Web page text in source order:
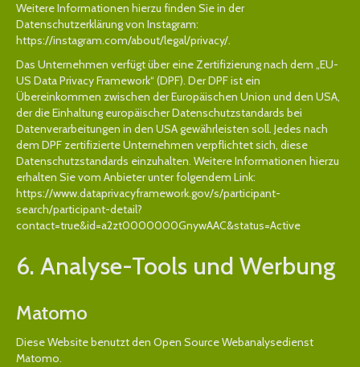
Weitere Informationen hierzu finden Sie in der
Datenschutzerklärung von Instagram:
https://instagram.com/about/legal/privacy/.
Das Unternehmen verfügt über eine Zertifizierung nach dem „EU-
US Data Privacy Framework“ (DPF). Der DPF ist ein
Übereinkommen zwischen der Europäischen Union und den USA,
der die Einhaltung europäischer Datenschutzstandards bei
Datenverarbeitungen in den USA gewährleisten soll. Jedes nach
dem DPF zertifizierte Unternehmen verpflichtet sich, diese
Datenschutzstandards einzuhalten. Weitere Informationen hierzu
erhalten Sie vom Anbieter unter folgendem Link:
https://www.dataprivacyframework.gov/s/participant-
search/participant-detail?
contact=true&id=a2zt0000000GnywAAC&status=Active
6. Analyse-Tools und Werbung
Matomo
Diese Website benutzt den Open Source Webanalysedienst
Matomo.